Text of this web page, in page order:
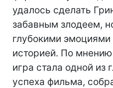
удалось сделать
забавным злодеем,
глубокими эмоциями
историей. По
игра стала одной из
успеха фильма,